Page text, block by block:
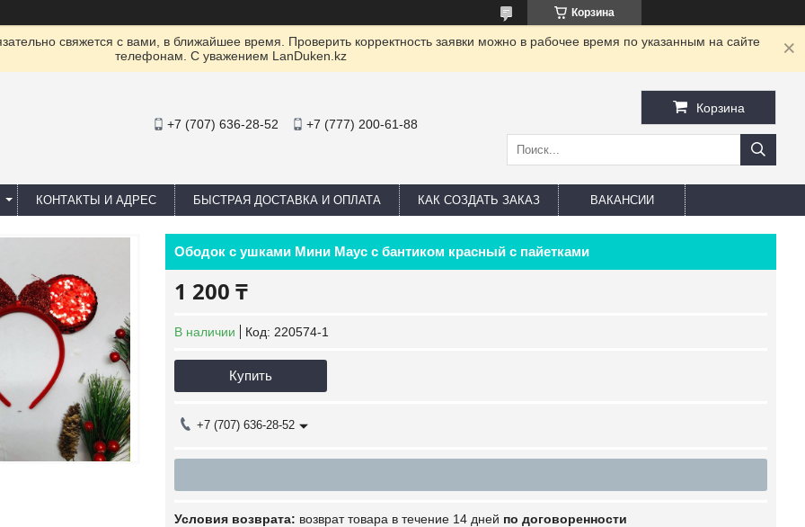
Корзина
свяжется с вами, в ближайшее время. Проверить корректность заявки можно в рабочее время по указанным на сайте
телефонам. С уважением LanDuken.kz
+7 (707) 636-28-52 +7 (777) 200-61-88
Корзина
КОНТАКТЫ И АДРЕС БЫСТРАЯ ДОСТАВКА И ОПЛАТА КАК СОЗДАТЬ ЗАКАЗ ВАКАНСИИ
Ободок с ушками Мини Маус с бантиком красный с пайетками
1 200 ₸
В наличии Код: 220574-1
Купить
+7 (707) 636-28-52
возврат товара в течение 14 дней по договоренности